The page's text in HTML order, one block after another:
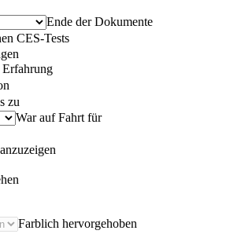
Ende der Dokumente
CES-Tests
Erfahrung
zu
War auf Fahrt für
Farblich hervorgehoben